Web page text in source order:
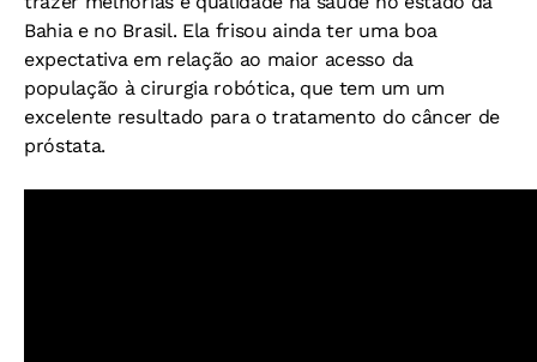
Bahia e no Brasil. Ela frisou ainda ter uma boa
expectativa em relação ao maior acesso da
população à cirurgia robótica, que tem um um
excelente resultado para o tratamento do câncer de
próstata.